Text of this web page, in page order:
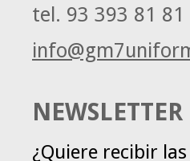
tel. 93 393 81 81
NEWSLETTER
¿Quiere recibir